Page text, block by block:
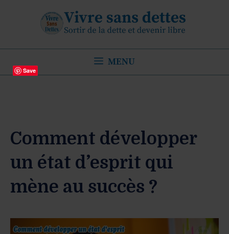
MENU
Comment développer
un état d’esprit qui
mène au succès ?
Save